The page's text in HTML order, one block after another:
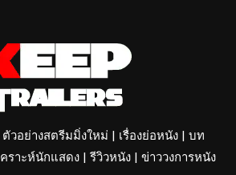
วอย่างสตรีมมิ่งใหม่ | เรื่องย่อหนัง | บท
ราะห์นักแสดง | รีวิวหนัง | ข่าววงการหนัง